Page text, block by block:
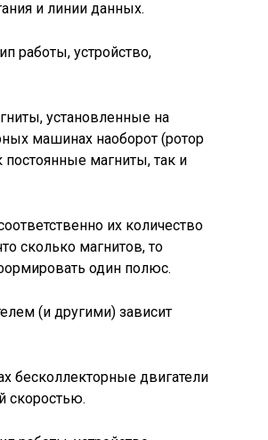
и линии данных.
установленные на
машинах наоборот (ротор
магниты, так и
их количество
сколько магнитов, то
один полюс.
(и другими) зависит
бесколлекторные двигатели
скоростью.